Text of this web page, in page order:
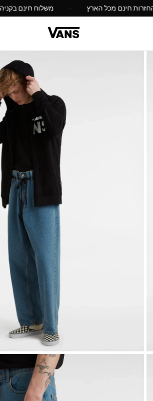
החלפות והחזרות חינם מכל הארץ